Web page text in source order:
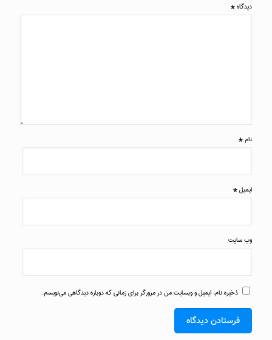
دیدگاه*
نام*
ایمیل*
وب‌ سایت
ذخیره نام، ایمیل و وبسایت من در مرورگر برای زمانی که دوباره دیدگاهی می‌نویسم.